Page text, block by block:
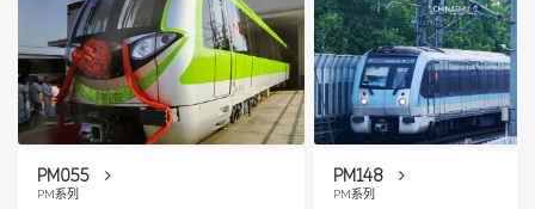
PM055
PM系列
PM148
PM系列